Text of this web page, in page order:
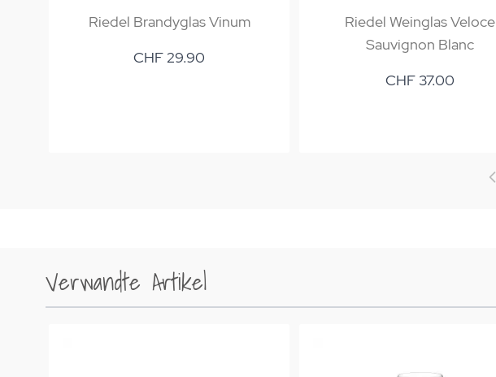
Riedel Brandyglas Vinum
CHF 29.90
Riedel Weinglas Veloce
Sauvignon Blanc
CHF 37.00
Verwandte Artikel